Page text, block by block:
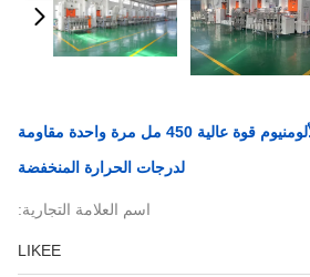
LK-T80 آلة حاوية ورق الألومنيوم قوة عالية 450 مل مرة واحدة مقاومة
لدرجات الحرارة المنخفضة
اسم العلامة التجارية:
LIKEE